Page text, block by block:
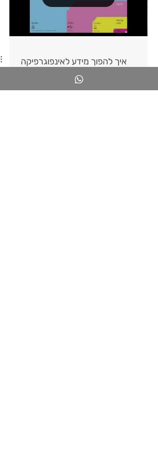
איך להפוך מידע לאינפוגרפיקה
מושכת?
דיוויד מקקנדלס הוא עיתונאי שיוצר גרפים שונים